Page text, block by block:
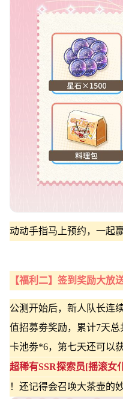
动动手指马上预约，一起
【福利二】签到奖励大放
公测开始后，新人队长连
值招募劵奖励，累计7天
卡池劵*6，第七天还可以
超稀有SSR探索员[摇滚女
！还记得会召唤大茶壶的妙